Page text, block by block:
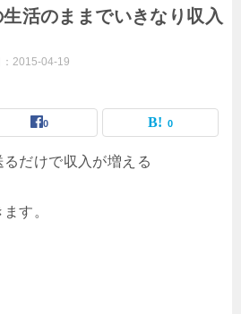
生活のままでいきなり収入
2015-04-19
0 0
だけで収入が増える
す。